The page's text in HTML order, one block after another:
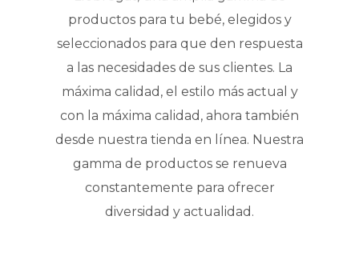
productos para tu bebé, elegidos y
seleccionados para que den respuesta
a las necesidades de sus clientes. La
máxima calidad, el estilo más actual y
con la máxima calidad, ahora también
desde nuestra tienda en línea. Nuestra
gamma de productos se renueva
constantemente para ofrecer
diversidad y actualidad.